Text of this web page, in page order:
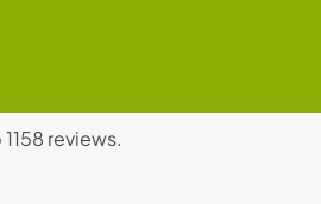
reviews.